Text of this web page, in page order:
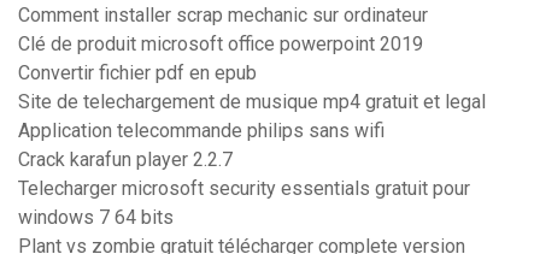
Comment installer scrap mechanic sur ordinateur
Clé de produit microsoft office powerpoint 2019
Convertir fichier pdf en epub
Site de telechargement de musique mp4 gratuit et legal
Application telecommande philips sans wifi
Crack karafun player 2.2.7
Telecharger microsoft security essentials gratuit pour
windows 7 64 bits
Plant vs zombie gratuit télécharger complete version